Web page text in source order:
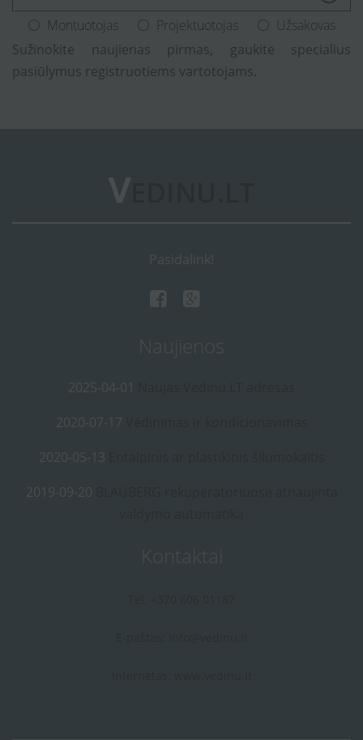
Montuotojas Projektuotojas
Užsakovas
Sužinokite naujienas pirmas, gaukite specialius
pasiūlymus registruotiems vartotojams.
Pasidalink!
Naujienos
2025-04-01
2020-07-17
2020-05-13
2019-09-20
Kontaktai